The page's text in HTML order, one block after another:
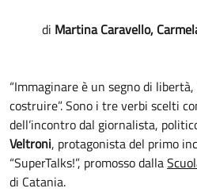
Martina Caravello,
“Immaginare è un segno di
costruire”. Sono i tre verbi scelti
dell’incontro dal giornalista,
Veltroni, protagonista del primo
“SuperTalks!”, promosso dalla
di Catania.